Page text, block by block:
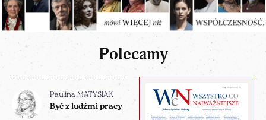
Polecamy
Paulina MATYSIAK
Być z ludźmi pracy